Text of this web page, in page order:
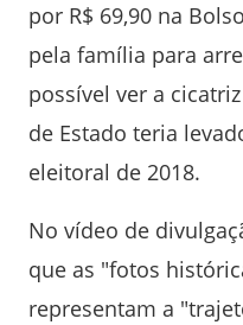
por R$ 69,90 na
pela família para
possível ver a
de Estado teria
eleitoral de 2018.
No vídeo de
que as "fotos
representam a